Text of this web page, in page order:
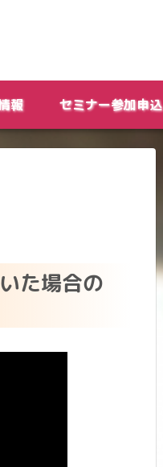
報 セミナー参加申込
た場合の